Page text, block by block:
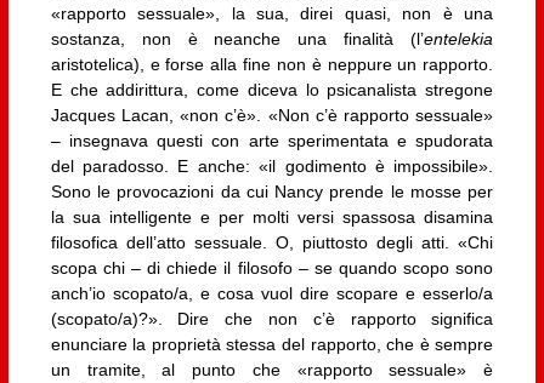
«rapporto sessuale», la sua, direi quasi, non è una
sostanza, non è neanche una finalità (l’entelekia
aristotelica), e forse alla fine non è neppure un rapporto.
E che addirittura, come diceva lo psicanalista stregone
Jacques Lacan, «non c’è». «Non c’è rapporto sessuale»
– insegnava questi con arte sperimentata e spudorata
del paradosso. E anche: «il godimento è impossibi­le».
Sono le provocazioni da cui Nancy prende le mosse per
la sua intelligente e per molti versi spassosa disamina
filosofica dell’­atto sessuale. O, piuttosto degli atti. «Chi
scopa chi – di chiede il filosofo – se quando scopo sono
anch’io scopato/a, e cosa vuol dire scopare e esserlo/a
(scopato/a)?». Dire che non c’è rapporto significa
enunciare la proprietà stessa del rapporto, che è sempre
un tramite, al punto che «rapporto sessua­le» è